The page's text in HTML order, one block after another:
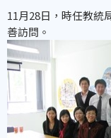
11月28日，時任教統
善訪問。